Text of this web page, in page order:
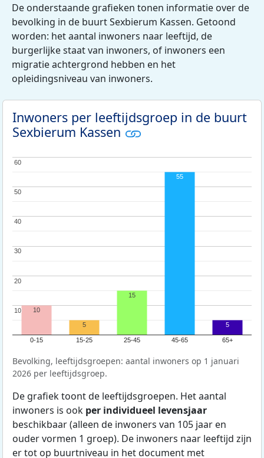
De onderstaande grafieken tonen informatie over de
bevolking in de buurt Sexbierum Kassen. Getoond
worden: het aantal inwoners naar leeftijd, de
burgerlijke staat van inwoners, of inwoners een
migratie achtergrond hebben en het
opleidingsniveau van inwoners.
Inwoners per leeftijdsgroep in de buurt
Sexbierum Kassen
0-15 15-25 25-45 45-65 65+
10
10
20
20
30
30
40
40
50
50
60
60
10
5
15
55
5
Bevolking, leeftijdsgroepen: aantal inwoners op 1 januari
2026 per leeftijdsgroep.
De grafiek toont de leeftijdsgroepen. Het aantal
inwoners is ook per individueel levensjaar
beschikbaar (alleen de inwoners van 105 jaar en
ouder vormen 1 groep). De inwoners naar leeftijd zijn
er tot op buurtniveau in het document met